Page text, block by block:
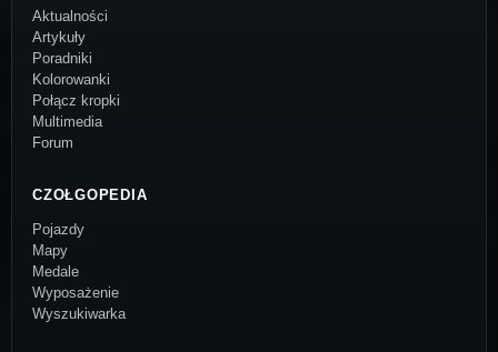
Aktualności
Artykuły
Poradniki
Kolorowanki
Połącz kropki
Multimedia
Forum
CZOŁGOPEDIA
Pojazdy
Mapy
Medale
Wyposażenie
Wyszukiwarka